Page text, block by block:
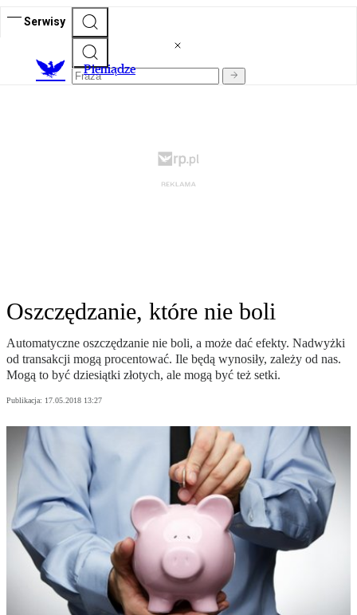
Serwisy
Pieniądze
Oszczędzanie, które nie boli
Automatyczne oszczędzanie nie boli, a może dać efekty. Nadwyżki
od transakcji mogą procentować. Ile będą wynosiły, zależy od nas.
Mogą to być dziesiątki złotych, ale mogą być też setki.
Publikacja: 17.05.2018 13:27